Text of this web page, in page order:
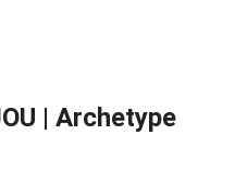
| Archetype